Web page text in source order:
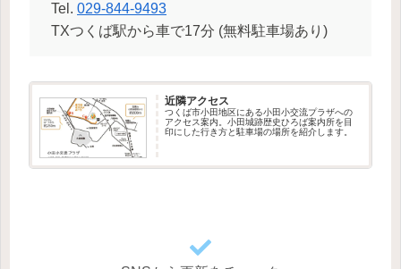
Tel. 029-844-9493
TXつくば駅から車で17分 (無料駐車場あり)
近隣アクセス
つくば市小田地区にある小田小交流プラザへの
アクセス案内。小田城跡歴史ひろば案内所を目
印にした行き方と駐車場の場所を紹介します。